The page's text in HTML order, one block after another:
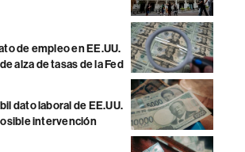
de empleo en EE.UU.
alza de tasas de la Fed
dato laboral de EE.UU.
intervención